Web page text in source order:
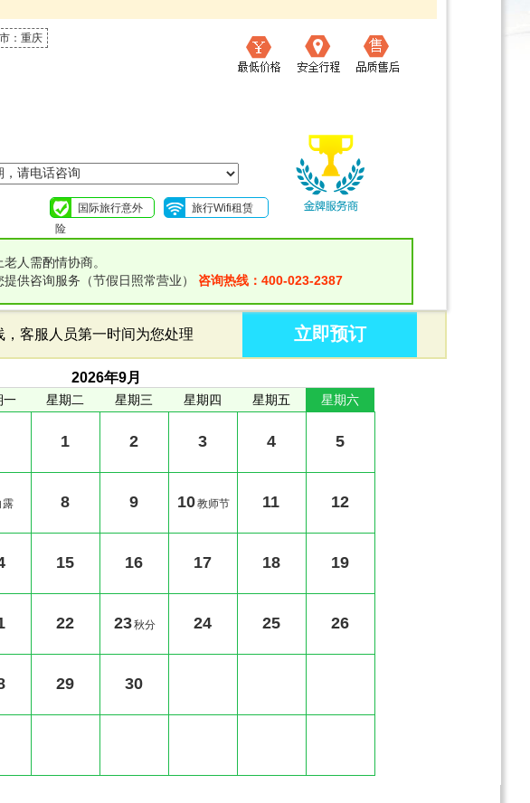
：重庆
国际旅行意外
险
旅行Wifi租赁
人需酌情协商。
供咨询服务（节假日照常营业） 咨询热线：400-023-2387
客服人员第一时间为您处理 立即预订
2026年9月
一 星期二 星期三 星期四 星期五 星期六
1 2 3 4 5
露 8 9 10教师节 11 12
15 16 17 18 19
22 23秋分 24 25 26
29 30